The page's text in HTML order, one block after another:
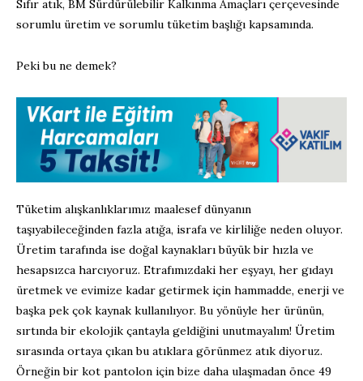
Sıfır atık, BM Sürdürülebilir Kalkınma Amaçları çerçevesinde
sorumlu üretim ve sorumlu tüketim başlığı kapsamında.
Peki bu ne demek?
Tüketim alışkanlıklarımız maalesef dünyanın
taşıyabileceğinden fazla atığa, israfa ve kirliliğe neden oluyor.
Üretim tarafında ise doğal kaynakları büyük bir hızla ve
hesapsızca harcıyoruz. Etrafımızdaki her eşyayı, her gıdayı
üretmek ve evimize kadar getirmek için hammadde, enerji ve
başka pek çok kaynak kullanılıyor. Bu yönüyle her ürünün,
sırtında bir ekolojik çantayla geldiğini unutmayalım! Üretim
sırasında ortaya çıkan bu atıklara görünmez atık diyoruz.
Örneğin bir kot pantolon için bize daha ulaşmadan önce 49